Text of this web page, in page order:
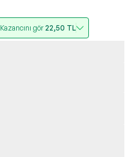
Kazancını gör22,50 TL